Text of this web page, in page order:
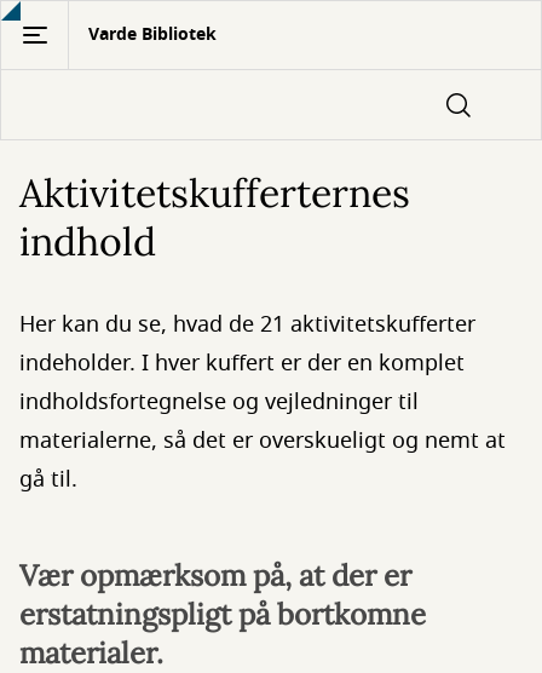
Gå
hovedindhold
Varde Bibliotek
Aktivitetskufferternes
indhold
Her kan du se, hvad de 21 aktivitetskufferter
indeholder. I hver kuffert er der en komplet
indholdsfortegnelse og vejledninger til
materialerne, så det er overskueligt og nemt at
gå til.
Vær opmærksom på, at der er
erstatningspligt på bortkomne
materialer.